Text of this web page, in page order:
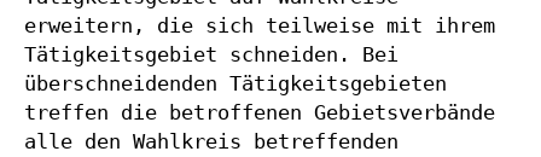
erweitern, die sich teilweise mit ihrem
Tätigkeitsgebiet schneiden. Bei
überschneidenden Tätigkeitsgebieten
treffen die betroffenen Gebietsverbände
alle den Wahlkreis betreffenden